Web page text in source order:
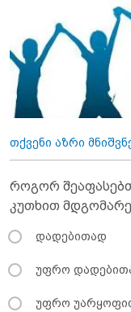
თქვენი აზრი
როგორ
კუთხით
დადებითად
უფრო
უფრო